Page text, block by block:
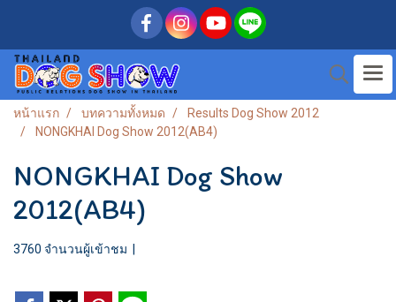
หน้าแรก บทความทั้งหมด
Results Dog Show 2012
NONGKHAI Dog Show 2012(AB4)
NONGKHAI Dog Show
2012(AB4)
3760 จำนวนผู้เข้าชม